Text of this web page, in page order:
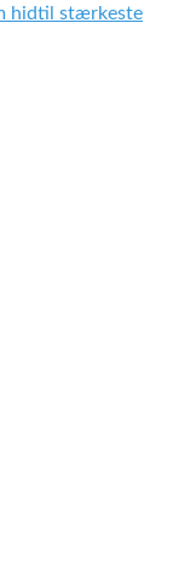
hidtil stærkeste